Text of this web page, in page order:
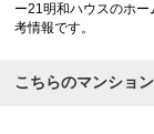
ー21明和ハウスのホ
考情報です。
こちらのマンショ